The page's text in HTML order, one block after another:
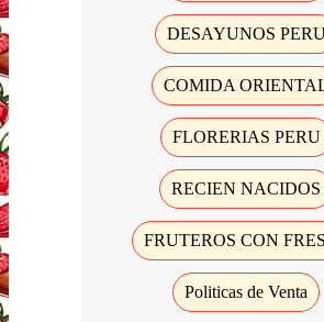
DESAYUNOS
COMIDA
FLORERIAS PERU
RECIEN NACIDOS
FRUTEROS CON
Politicas de Venta